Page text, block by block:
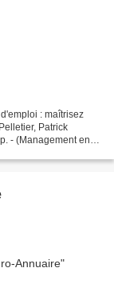
: maîtrisez
Patrick
- (Management en